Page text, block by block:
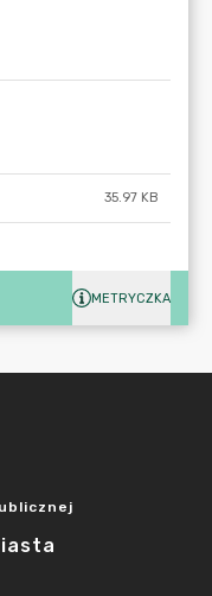
35.97 KB
METRYCZKA